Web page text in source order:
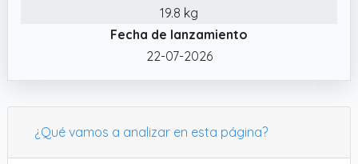
19.8 kg
Fecha de lanzamiento
22-07-2026
¿Qué vamos a analizar en esta página?